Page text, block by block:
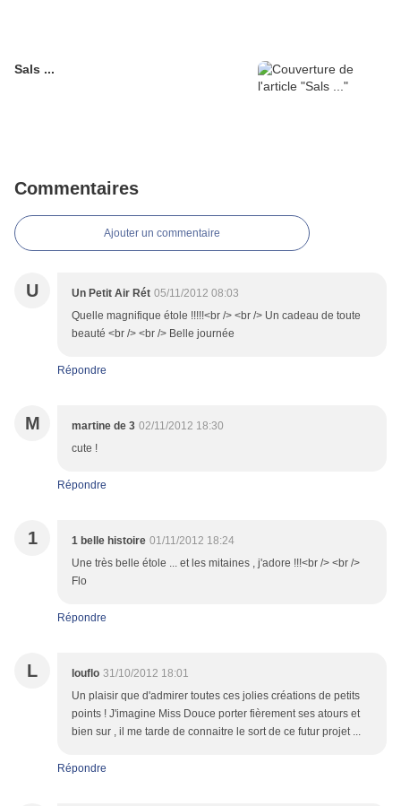
Sals ...
Commentaires
Ajouter un commentaire
U Un Petit Air Rét 05/11/2012 08:03
Quelle magnifique étole !!!!!<br /> <br /> Un cadeau de toute
beauté <br /> <br /> Belle journée
Répondre
M martine de 3 02/11/2012 18:30
cute !
Répondre
1 1 belle histoire 01/11/2012 18:24
Une très belle étole ... et les mitaines , j'adore !!!<br /> <br />
Flo
Répondre
L louflo 31/10/2012 18:01
Un plaisir que d'admirer toutes ces jolies créations de petits
points ! J'imagine Miss Douce porter fièrement ses atours et
bien sur , il me tarde de connaitre le sort de ce futur projet ...
Répondre